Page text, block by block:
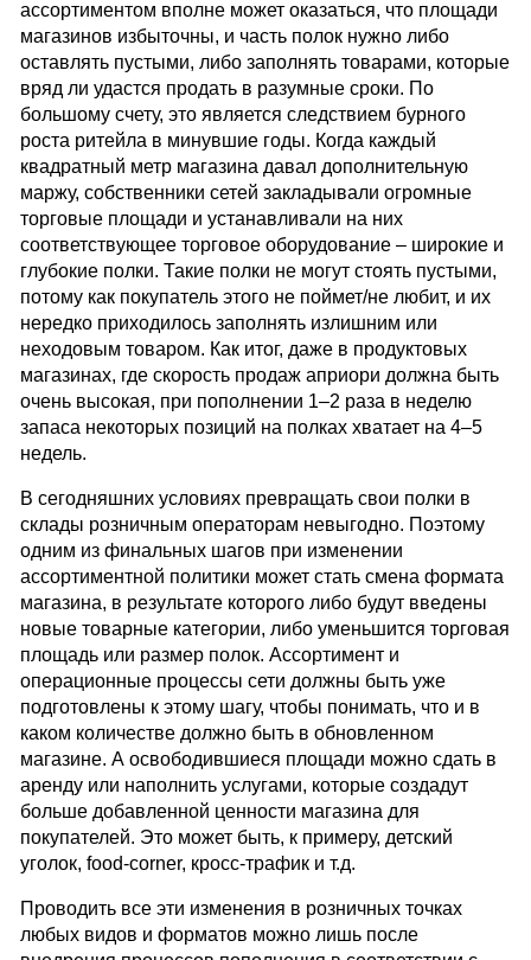
ассортиментом вполне может оказаться, что площади
магазинов избыточны, и часть полок нужно либо
оставлять пустыми, либо заполнять товарами, которые
вряд ли удастся продать в разумные сроки. По
большому счету, это является следствием бурного
роста ритейла в минувшие годы. Когда каждый
квадратный метр магазина давал дополнительную
маржу, собственники сетей закладывали огромные
торговые площади и устанавливали на них
соответствующее торговое оборудование – широкие и
глубокие полки. Такие полки не могут стоять пустыми,
потому как покупатель этого не поймет/не любит, и их
нередко приходилось заполнять излишним или
неходовым товаром. Как итог, даже в продуктовых
магазинах, где скорость продаж априори должна быть
очень высокая, при пополнении 1–2 раза в неделю
запаса некоторых позиций на полках хватает на 4–5
недель.
В сегодняшних условиях превращать свои полки в
склады розничным операторам невыгодно. Поэтому
одним из финальных шагов при изменении
ассортиментной политики может стать смена формата
магазина, в результате которого либо будут введены
новые товарные категории, либо уменьшится торговая
площадь или размер полок. Ассортимент и
операционные процессы сети должны быть уже
подготовлены к этому шагу, чтобы понимать, что и в
каком количестве должно быть в обновленном
магазине. А освободившиеся площади можно сдать в
аренду или наполнить услугами, которые создадут
больше добавленной ценности магазина для
покупателей. Это может быть, к примеру, детский
уголок, food-corner, кросс-трафик и т.д.
Проводить все эти изменения в розничных точках
любых видов и форматов можно лишь после